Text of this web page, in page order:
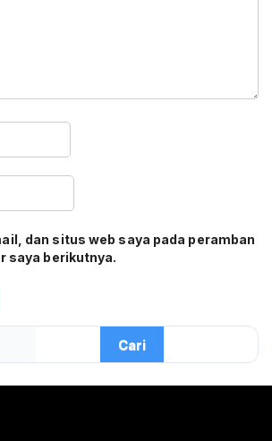
dan situs web saya pada peramban
saya berikutnya.